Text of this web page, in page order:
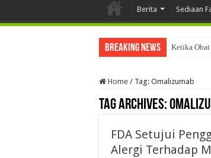
Berita Sediaan
Breaking News Ketika
Home / Tag: Omalizumab
Tag Archives:
FDA Setujui
Alergi Terhadap